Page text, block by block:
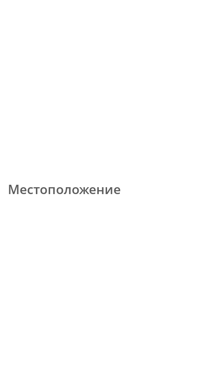
Местоположение